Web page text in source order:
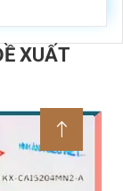
XUẤT